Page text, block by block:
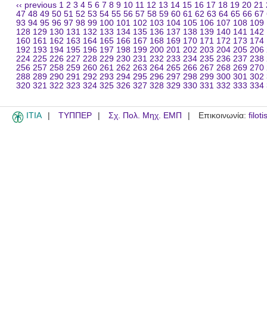
‹‹ previous 1 2 3 4 5 6 7 8 9 10 11 12 13 14 15 16 17 18 19 20 21
47 48 49 50 51 52 53 54 55 56 57 58 59 60 61 62 63 64 65 66 67
93 94 95 96 97 98 99 100 101 102 103 104 105 106 107 108 109
128 129 130 131 132 133 134 135 136 137 138 139 140 141 142
160 161 162 163 164 165 166 167 168 169 170 171 172 173 174
192 193 194 195 196 197 198 199 200 201 202 203 204 205 206
224 225 226 227 228 229 230 231 232 233 234 235 236 237 238
256 257 258 259 260 261 262 263 264 265 266 267 268 269 270
288 289 290 291 292 293 294 295 296 297 298 299 300 301 302
320 321 322 323 324 325 326 327 328 329 330 331 332 333 334
ITIA ΤΥΠΠΕΡ Σχ. Πολ. Μηχ. ΕΜΠ Επικοινωνία: